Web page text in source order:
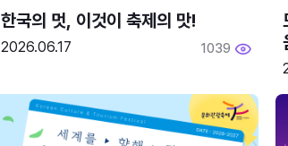
한국의 멋, 이것이 축제의 맛!
2026.06.17 1039